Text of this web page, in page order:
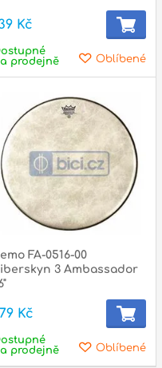
Kč
Oblíbené
prodejně
FA-0516-00
3 Ambassador
Kč
Oblíbené
prodejně